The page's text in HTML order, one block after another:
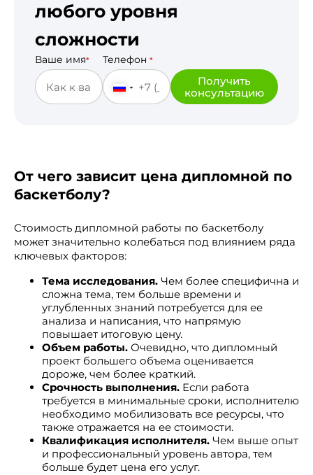
любого уровня
сложности
Ваше имя* Телефон *
Получить
консультацию
От чего зависит цена дипломной по
баскетболу?
Стоимость дипломной работы по баскетболу
может значительно колебаться под влиянием ряда
ключевых факторов:
Тема исследования. Чем более специфична и
сложна тема, тем больше времени и
углубленных знаний потребуется для ее
анализа и написания, что напрямую
повышает итоговую цену.
Объем работы. Очевидно, что дипломный
проект большего объема оценивается
дороже, чем более краткий.
Срочность выполнения. Если работа
требуется в минимальные сроки, исполнителю
необходимо мобилизовать все ресурсы, что
также отражается на ее стоимости.
Квалификация исполнителя. Чем выше опыт
и профессиональный уровень автора, тем
больше будет цена его услуг.